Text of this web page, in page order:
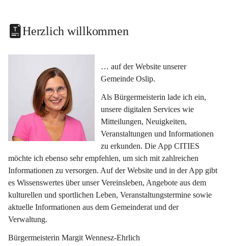
Herzlich willkommen
… auf der Website unserer
Gemeinde Oslip.
Als Bürgermeisterin lade ich ein,
unsere digitalen Services wie
Mitteilungen, Neuigkeiten,
Veranstaltungen und Informationen
zu erkunden. Die App CITIES
möchte ich ebenso sehr empfehlen, um sich mit zahlreichen
Informationen zu versorgen. Auf der Website und in der App gibt
es Wissenswertes über unser Vereinsleben, Angebote aus dem
kulturellen und sportlichen Leben, Veranstaltungstermine sowie
aktuelle Informationen aus dem Gemeinderat und der
Verwaltung.
Bürgermeisterin Margit Wennesz-Ehrlich